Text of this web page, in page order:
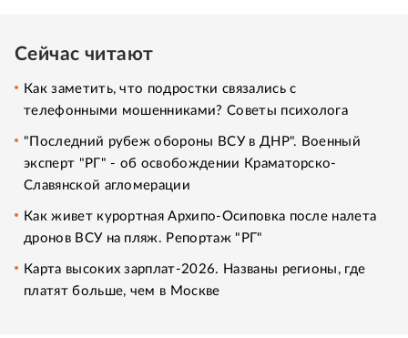
Сейчас читают
Как заметить, что подростки связались с
телефонными мошенниками? Советы психолога
"Последний рубеж обороны ВСУ в ДНР". Военный
эксперт "РГ" - об освобождении Краматорско-
Славянской агломерации
Как живет курортная Архипо-Осиповка после налета
дронов ВСУ на пляж. Репортаж "РГ"
Карта высоких зарплат-2026. Названы регионы, где
платят больше, чем в Москве